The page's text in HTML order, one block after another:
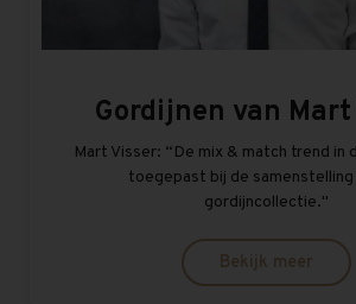
Gordijnen van Mart
Mart Visser: “De mix & match trend in
toegepast bij de samenstelling
gordijncollectie.''
Bekijk meer